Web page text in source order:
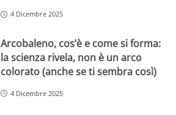
4 Dicembre 2025
Arcobaleno, cos’è e come si forma:
la scienza rivela, non è un arco
colorato (anche se ti sembra così)
4 Dicembre 2025